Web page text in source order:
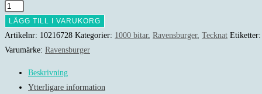
Ravensburger
Atlantis
-
LÄGG TILL I VARUKORG
Artikelnr: 10216728 Kategorier: 1000 bitar, Ravensburger, Tecknat
Varumärke: Ravensburger
Beskrivning
Ytterligare information